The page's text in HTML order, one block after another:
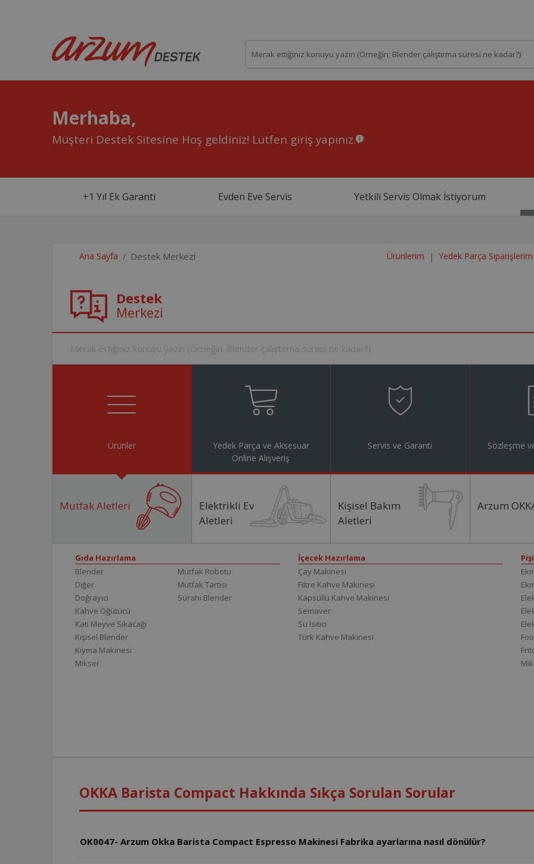
Merhaba,
Müşteri Destek Sitesine Hoş geldiniz! Lütfen giriş yapınız.
+1 Yıl Ek Garanti Evden Eve Servis Yetkili Servis Olmak İstiyorum
Ana Sayfa Destek Merkezi Ürünlerim Yedek Parça Siparişlerim
Destek
Merkezi
Ürünler
Yedek Parça ve Aksesuar
Online Alışveriş
Servis ve Garanti Sözleşme
Mutfak Aletleri
Elektrikli Ev
Aletleri
Kişisel Bakım
Aletleri
Arzum
Gıda Hazırlama
Blender
Diğer
Doğrayıcı
Kahve Öğütücü
Katı Meyve Sıkacağı
Kişisel Blender
Kıyma Makinesi
Mikser
Mutfak Robotu
Mutfak Tartısı
Sürahi Blender
İçecek Hazırlama
Çay Makinesi
Filtre Kahve Makinesi
Kapsüllü Kahve Makinesi
Semaver
Su Isıtıcı
Türk Kahve Makinesi
OKKA Barista Compact Hakkında Sıkça Sorulan Sorular
OK0047- Arzum Okka Barista Compact Espresso Makinesi Fabrika ayarlarına nasıl dönülür?